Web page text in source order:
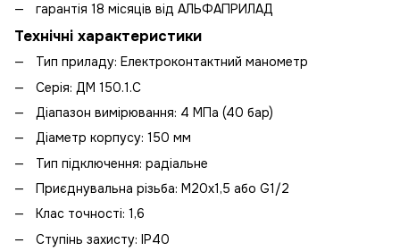
гарантія 18 місяців від АЛЬФАПРИЛАД
Технічні характеристики
Тип приладу: Електроконтактний манометр
Серія: ДМ 150.1.С
Діапазон вимірювання: 4 МПа (40 бар)
Діаметр корпусу: 150 мм
Тип підключення: радіальне
Приєднувальна різьба: М20х1,5 або G1/2
Клас точності: 1,6
Ступінь захисту: IP40